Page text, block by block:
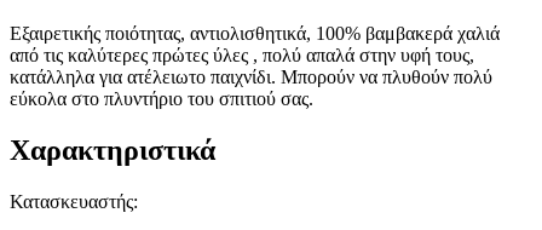
Εξαιρετικής ποιότητας, αντιολισθητικά, 100% βαμβακερά χαλιά
από τις καλύτερες πρώτες ύλες , πολύ απαλά στην υφή τους,
κατάλληλα για ατέλειωτο παιχνίδι. Μπορούν να πλυθούν πολύ
εύκολα στο πλυντήριο του σπιτιού σας.
Χαρακτηριστικά
Κατασκευαστής: